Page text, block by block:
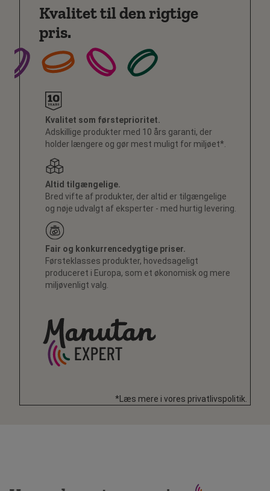
Kvalitet til den rigtige
pris.
Kvalitet som førsteprioritet.
Adskillige produkter med 10 års garanti, der
holder længere og gør mest muligt for miljøet*.
Altid tilgængelige.
Bred vifte af produkter, der altid er tilgængelige
og nøje udvalgt af eksperter - med hurtig levering.
Fair og konkurrencedygtige priser.
Førsteklasses produkter, hovedsageligt
produceret i Europa, som et økonomisk og mere
miljøvenligt valg.
*Læs mere i vores privatlivspolitik.